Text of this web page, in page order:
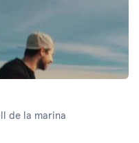
de la marina